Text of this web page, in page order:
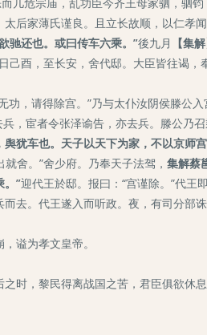
后家薄氏谨良。且立长故顺，以仁孝
驰还也。或曰传车六乘。”後九月 【集
己酉，至长安，舍代邸。大臣皆往谒
，请得除宫。”乃与太仆汝阴侯滕公
，宦者令张泽谕告，亦去兵。滕公乃
犹车也。天子以天下为家，不以京师
舍。”舍少府。乃奉天子法驾， 集解蔡
。”迎代王於邸。报曰：“宫谨除。”代王
去。代王遂入而听政。夜，有司分部
谥为孝文皇帝。
，黎民得离战国之苦，君臣俱欲休